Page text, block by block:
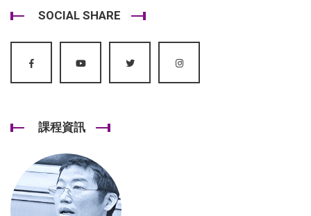
SOCIAL SHARE
課程資訊